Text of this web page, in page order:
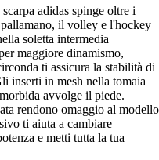
adidas spinge oltre i
il volley e l'hockey
soletta intermedia
maggiore dinamismo,
ti assicura la stabilità di
inserti in mesh nella tomaia
avvolge il piede.
rendono omaggio al modello
ti aiuta a cambiare
e metti tutta la tua